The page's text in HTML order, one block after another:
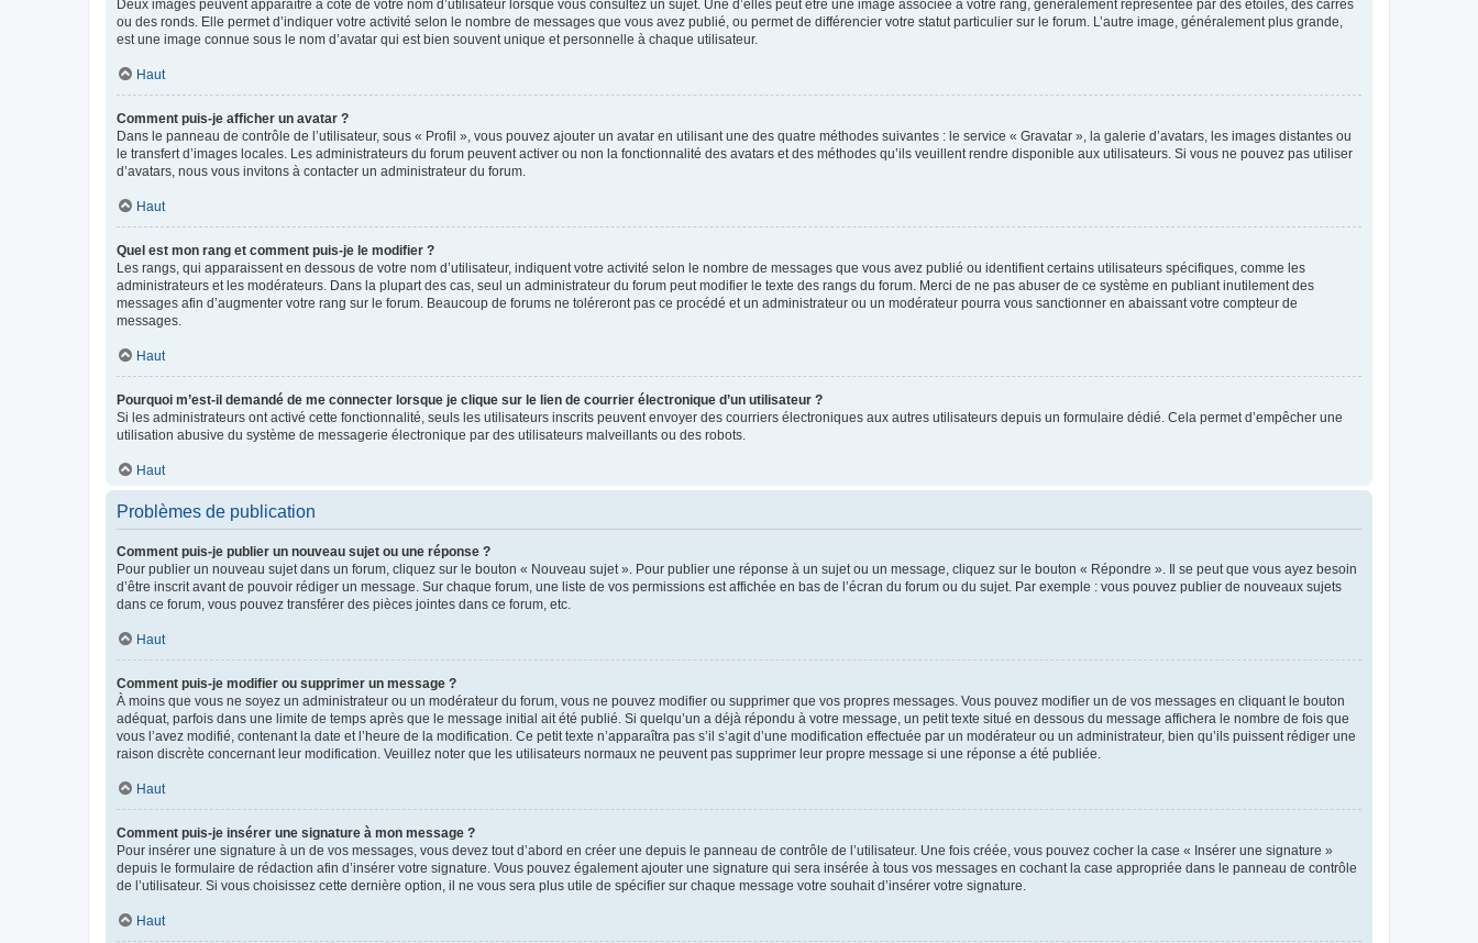
Deux images peuvent apparaître à côté de votre nom d’utilisateur lorsque vous consultez un sujet. Une d’elles peut être une image associée à votre rang, généralement représentée par des étoiles, des carrés
ou des ronds. Elle permet d’indiquer votre activité selon le nombre de messages que vous avez publié, ou permet de différencier votre statut particulier sur le forum. L’autre image, généralement plus grande,
est une image connue sous le nom d’avatar qui est bien souvent unique et personnelle à chaque utilisateur.
Haut
Comment puis-je afficher un avatar ?
Dans le panneau de contrôle de l’utilisateur, sous « Profil », vous pouvez ajouter un avatar en utilisant une des quatre méthodes suivantes : le service « Gravatar », la galerie d’avatars, les images distantes ou
le transfert d’images locales. Les administrateurs du forum peuvent activer ou non la fonctionnalité des avatars et des méthodes qu’ils veuillent rendre disponible aux utilisateurs. Si vous ne pouvez pas utiliser
d’avatars, nous vous invitons à contacter un administrateur du forum.
Haut
Quel est mon rang et comment puis-je le modifier ?
Les rangs, qui apparaissent en dessous de votre nom d’utilisateur, indiquent votre activité selon le nombre de messages que vous avez publié ou identifient certains utilisateurs spécifiques, comme les
administrateurs et les modérateurs. Dans la plupart des cas, seul un administrateur du forum peut modifier le texte des rangs du forum. Merci de ne pas abuser de ce système en publiant inutilement des
messages afin d’augmenter votre rang sur le forum. Beaucoup de forums ne toléreront pas ce procédé et un administrateur ou un modérateur pourra vous sanctionner en abaissant votre compteur de
messages.
Haut
Pourquoi m’est-il demandé de me connecter lorsque je clique sur le lien de courrier électronique d’un utilisateur ?
Si les administrateurs ont activé cette fonctionnalité, seuls les utilisateurs inscrits peuvent envoyer des courriers électroniques aux autres utilisateurs depuis un formulaire dédié. Cela permet d’empêcher une
utilisation abusive du système de messagerie électronique par des utilisateurs malveillants ou des robots.
Haut
Problèmes de publication
Comment puis-je publier un nouveau sujet ou une réponse ?
Pour publier un nouveau sujet dans un forum, cliquez sur le bouton « Nouveau sujet ». Pour publier une réponse à un sujet ou un message, cliquez sur le bouton « Répondre ». Il se peut que vous ayez besoin
d’être inscrit avant de pouvoir rédiger un message. Sur chaque forum, une liste de vos permissions est affichée en bas de l’écran du forum ou du sujet. Par exemple : vous pouvez publier de nouveaux sujets
dans ce forum, vous pouvez transférer des pièces jointes dans ce forum, etc.
Haut
Comment puis-je modifier ou supprimer un message ?
À moins que vous ne soyez un administrateur ou un modérateur du forum, vous ne pouvez modifier ou supprimer que vos propres messages. Vous pouvez modifier un de vos messages en cliquant le bouton
adéquat, parfois dans une limite de temps après que le message initial ait été publié. Si quelqu’un a déjà répondu à votre message, un petit texte situé en dessous du message affichera le nombre de fois que
vous l’avez modifié, contenant la date et l’heure de la modification. Ce petit texte n’apparaîtra pas s’il s’agit d’une modification effectuée par un modérateur ou un administrateur, bien qu’ils puissent rédiger une
raison discrète concernant leur modification. Veuillez noter que les utilisateurs normaux ne peuvent pas supprimer leur propre message si une réponse a été publiée.
Haut
Comment puis-je insérer une signature à mon message ?
Pour insérer une signature à un de vos messages, vous devez tout d’abord en créer une depuis le panneau de contrôle de l’utilisateur. Une fois créée, vous pouvez cocher la case « Insérer une signature »
depuis le formulaire de rédaction afin d’insérer votre signature. Vous pouvez également ajouter une signature qui sera insérée à tous vos messages en cochant la case appropriée dans le panneau de contrôle
de l’utilisateur. Si vous choisissez cette dernière option, il ne vous sera plus utile de spécifier sur chaque message votre souhait d’insérer votre signature.
Haut